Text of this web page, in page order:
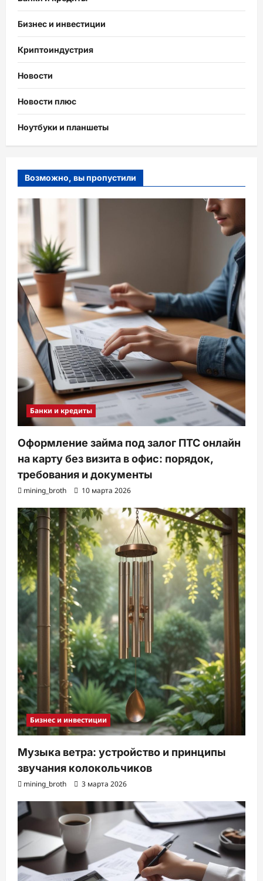
Бизнес и инвестиции
Криптоиндустрия
Новости
Новости плюс
Ноутбуки и планшеты
Возможно, вы пропустили
Банки и кредиты
Оформление займа под залог ПТС онлайн
на карту без визита в офис: порядок,
требования и документы
mining_broth 10 марта 2026
Бизнес и инвестиции
Музыка ветра: устройство и принципы
звучания колокольчиков
mining_broth 3 марта 2026